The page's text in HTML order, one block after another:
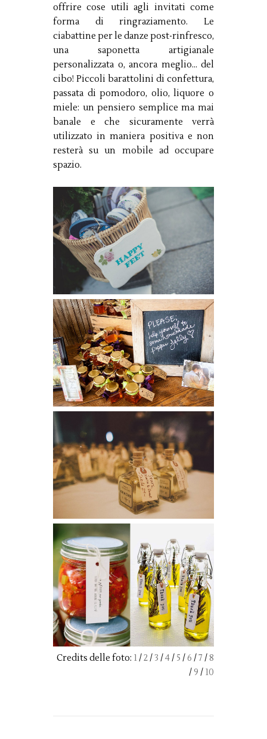
offrire cose utili agli invitati come
forma di ringraziamento. Le
ciabattine per le danze post-rinfresco,
una saponetta artigianale
personalizzata o, ancora meglio... del
cibo! Piccoli barattolini di confettura,
passata di pomodoro, olio, liquore o
miele: un pensiero semplice ma mai
banale e che sicuramente verrà
utilizzato in maniera positiva e non
resterà su un mobile ad occupare
spazio.
Credits delle foto: 1/2/3 /4/ 5 /6 /7 /8
/ 9 / 10